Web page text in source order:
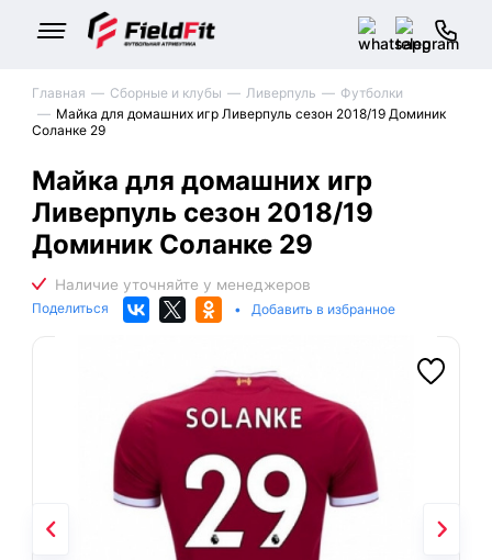
Главная Сборные и клубы Ливерпуль
Футболки
Майка для домашних игр Ливерпуль сезон 2018/19 Доминик
Соланке 29
Майка для домашних игр
Ливерпуль сезон 2018/19
Доминик Соланке 29
Поделиться • Добавить в избранное